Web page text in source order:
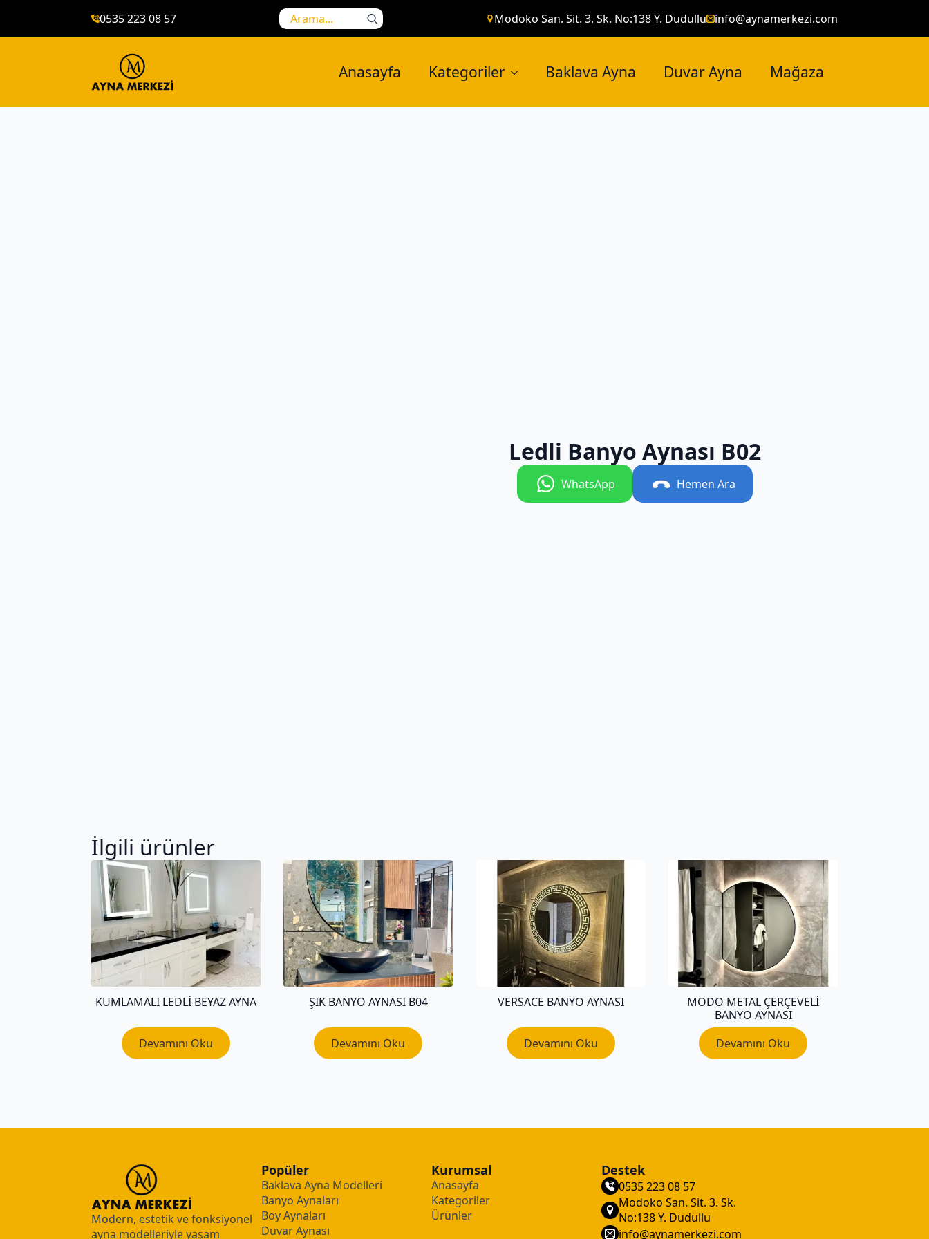
0535 223 08 57
Search
for:
Modoko San. Sit. 3. Sk. No:138 Y. Dudullu info@aynamerkezi.com
Anasayfa Kategoriler Baklava Ayna Duvar Ayna Mağaza
Ledli Banyo Aynası B02
WhatsApp Hemen Ara
İlgili ürünler
KUMLAMALI LEDLI BEYAZ AYNA
Devamını Oku
ŞIK BANYO AYNASI B04
Devamını Oku
VERSACE BANYO AYNASI
Devamını Oku
MODO METAL ÇERÇEVELI
BANYO AYNASI
Devamını Oku
Modern, estetik ve fonksiyonel
ayna modelleriyle yaşam
Popüler
Baklava Ayna Modelleri
Banyo Aynaları
Boy Aynaları
Duvar Aynası
Kurumsal
Anasayfa
Kategoriler
Ürünler
Destek
0535 223 08 57
Modoko San. Sit. 3. Sk.
No:138 Y. Dudullu
info@aynamerkezi.com